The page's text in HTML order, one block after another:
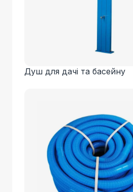
Душ для дачі та басейну